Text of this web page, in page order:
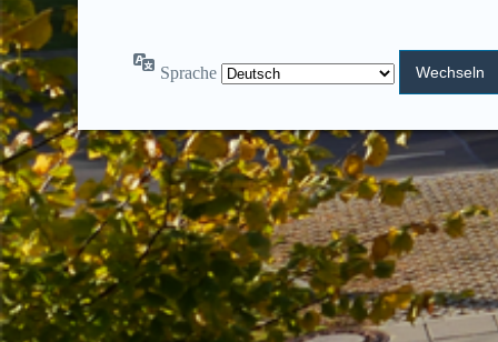
Sprache